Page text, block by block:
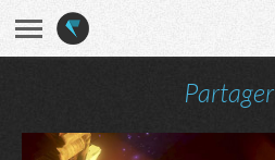
Partager